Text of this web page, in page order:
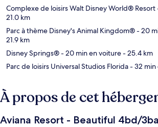
Complexe de loisirs Walt Disney World® Resort
21.0 km
Parc à thème Disney's Animal Kingdom®- 20
21.9 km
Disney Springs®- 20 min en voiture- 25.4 km
Parc de loisirs Universal Studios Florida- 32 min
À propos de cet
Aviana Resort - Beautiful 4bd/